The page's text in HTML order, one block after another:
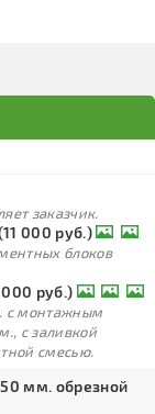
заказчик.
000 руб.)
блоков
руб.)
с монтажным
с заливкой
смесью.
мм. обрезной